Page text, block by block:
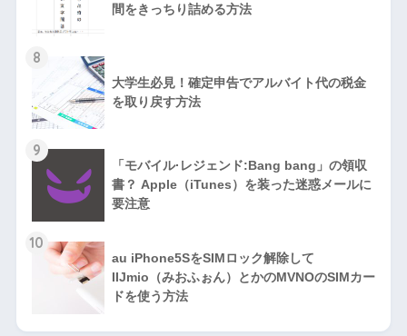
間をきっちり詰める方法
8
大学生必見！確定申告でアルバイト代の税金
を取り戻す方法
9
「モバイル·レジェンド:Bang bang」の領収
書？ Apple（iTunes）を装った迷惑メールに
要注意
10
au iPhone5SをSIMロック解除して
IIJmio（みおふぉん）とかのMVNOのSIMカー
ドを使う方法